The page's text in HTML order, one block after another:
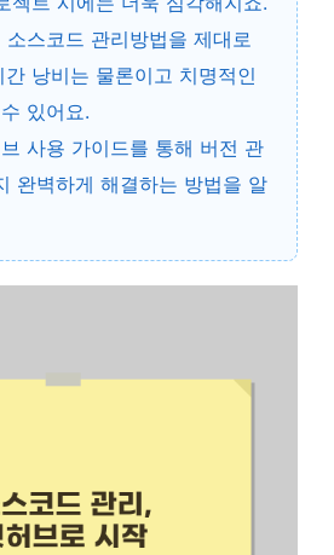
소스코드 관리방법을 제대로
낭비는 물론이고 치명적인
있어요.
사용 가이드를 통해 버전 관
완벽하게 해결하는 방법을 알